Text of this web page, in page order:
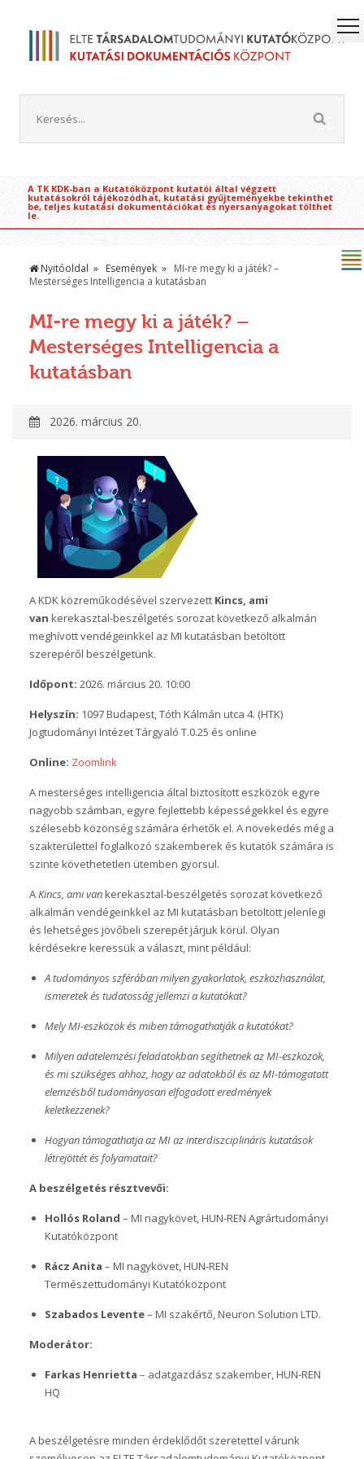
A TK KDK-ban a Kutatóközpont kutatói által végzett
kutatásokról tájékozódhat, kutatási gyűjteményekbe tekinthet
be, teljes kutatási dokumentációkat és nyersanyagokat tölthet
le.
Nyitóoldal Események
MI-re megy ki a játék? –
Mesterséges Intelligencia a kutatásban
MI-re megy ki a játék? –
Mesterséges Intelligencia a
kutatásban
2026. március 20.
A KDK közreműködésével szervezett Kincs, ami
van kerekasztal-beszélgetés sorozat következő alkalmán
meghívott vendégeinkkel az MI kutatásban betöltött
szerepéről beszélgetünk.
Időpont: 2026. március 20. 10:00
Helyszín: 1097 Budapest, Tóth Kálmán utca 4. (HTK)
Jogtudományi Intézet Tárgyaló T.0.25 és online
Online: Zoomlink
A mesterséges intelligencia által biztosított eszközök egyre
nagyobb számban, egyre fejlettebb képességekkel és egyre
szélesebb közönség számára érhetők el. A növekedés még a
szakterülettel foglalkozó szakemberek és kutatók számára is
szinte követhetetlen ütemben gyorsul.
AKincs, ami vankerekasztal-beszélgetés sorozat következő
alkalmán vendégeinkkel az MI kutatásban betöltött jelenlegi
és lehetséges jövőbeli szerepét járjuk körül. Olyan
kérdésekre keressük a választ, mint például:
A tudományos szférában milyen gyakorlatok, eszközhasználat,
ismeretek és tudatosság jellemzi a kutatókat?
Mely MI-eszközök és miben támogathatják a kutatókat?
Milyen adatelemzési feladatokban segíthetnekaz MI-eszközök,
és mi szükséges ahhoz, hogy az adatokból és az MI-támogatott
elemzésből tudományosan elfogadott eredmények
keletkezzenek?
Hogyan támogathatja az MI az interdiszciplináris kutatások
létrejöttét és folyamatait?
A beszélgetés résztvevői:
Hollós Roland – MI nagykövet, HUN-REN Agrártudományi
Kutatóközpont
Rácz Anita – MI nagykövet, HUN-REN
Természettudományi Kutatóközpont
Szabados Levente– MI szakértő, Neuron Solution LTD.
Moderátor:
Farkas Henrietta – adatgazdász szakember, HUN-REN
HQ
A beszélgetésre minden érdeklődőt szeretettel várunk